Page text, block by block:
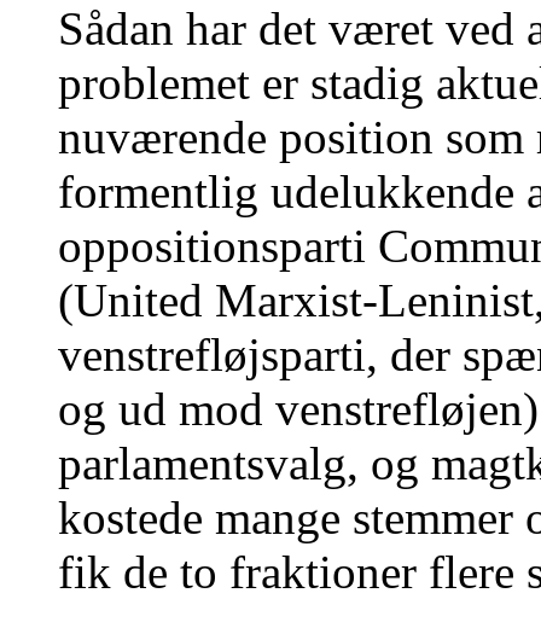
Sådan har det været ved
problemet er stadig
nuværende position som
formentlig udelukkende
oppositionsparti
(United Marxist-
venstrefløjsparti, der
og ud mod
parlamentsvalg, og
kostede mange
fik de to fraktioner flere